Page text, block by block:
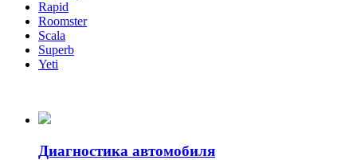
Rapid
Roomster
Scala
Superb
Yeti
Диагностика автомобиля